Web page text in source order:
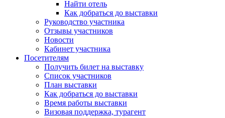
Найти отель
Как добраться до выставки
Руководство участника
Отзывы участников
Новости
Кабинет участника
Посетителям
Получить билет на выставку
Список участников
План выставки
Как добраться до выставки
Время работы выставки
Визовая поддержка, турагент